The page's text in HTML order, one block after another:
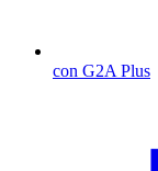
con G2A Plus